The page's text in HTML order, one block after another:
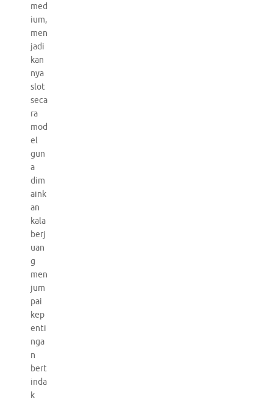
med
ium,
men
jadi
kan
nya
slot
seca
ra
mod
el
gun
a
dim
aink
an
kala
berj
uan
g
men
jum
pai
kep
enti
nga
n
bert
inda
k